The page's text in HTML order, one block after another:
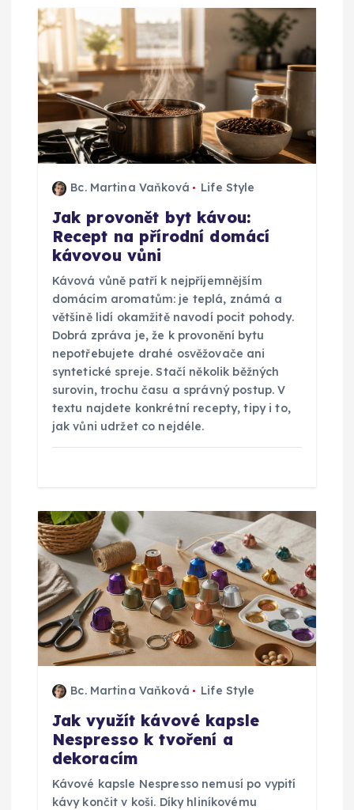
c
e
p
r
e
k
Bc. Martina Vaňková Life Style
Jak provonět byt kávou:
Recept na přírodní domácí
kávovou vůni
Kávová vůně patří k nejpříjemnějším
domácím aromatům: je teplá, známá a
většině lidí okamžitě navodí pocit pohody.
Dobrá zpráva je, že k provonění bytu
nepotřebujete drahé osvěžovače ani
syntetické spreje. Stačí několik běžných
surovin, trochu času a správný postup. V
textu najdete konkrétní recepty, tipy i to,
jak vůni udržet co nejdéle.
Bc. Martina Vaňková Life Style
Jak využít kávové kapsle
Nespresso k tvoření a
dekoracím
Kávové kapsle Nespresso nemusí po vypití
kávy končit v koši. Díky hliníkovému